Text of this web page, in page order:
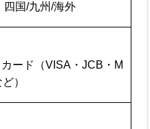
四国/九州/海外
ード（VISA・JCB・M
）